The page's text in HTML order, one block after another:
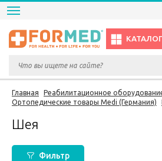
КАТАЛОГ
Главная
Реабилитационное
Ортопедические товары Medi (Германия)
Шея
Фильтр